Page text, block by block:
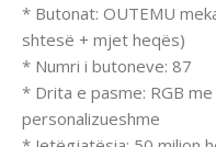
* Butonat: OUTEMU
shtesë + mjet heqës)
* Numri i butoneve: 87
* Drita e pasme: RGB
personalizueshme